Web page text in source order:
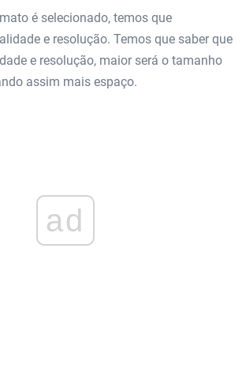
é selecionado, temos que
e resolução. Temos que saber que
e resolução, maior será o tamanho
assim mais espaço.
ad